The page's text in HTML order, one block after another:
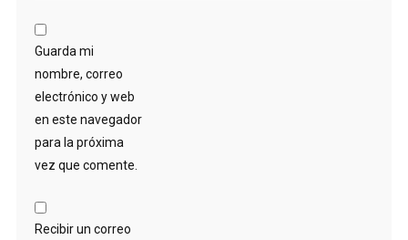
Guarda mi
nombre, correo
electrónico y web
en este navegador
para la próxima
vez que comente.
Recibir un correo